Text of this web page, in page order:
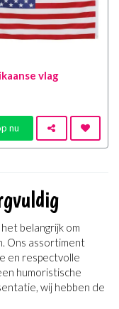
vlag
nu
belangrijk om
Ons assortiment
en respectvolle
humoristische
wij hebben de